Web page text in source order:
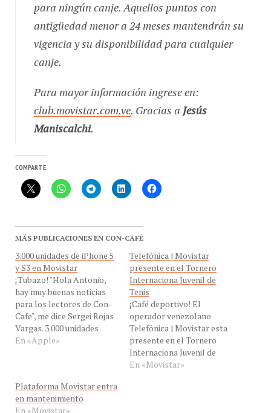
antigüedad menor a 24 meses mantendrán su
vigencia y su disponibilidad para cualquier
canje.
Para mayor información ingrese en:
club.movistar.com.ve
. Gracias a Jesús
Maniscalchi.
y S3 en Movistar
¡Tubazo! "Hola Antonio,
hay muy buenas noticias
para los lectores de Con-
Cafe", me dice Sergei Rojas
Vargas. 3.000 unidades
disponibles de: Iphone 5,
con precio en prepago de
Galaxy S3 en prepago /
pospago 5.799 Bs en una
promoción que arrancó
En «Apple»
Telefónica | Movistar
presente en el Tornero
Internaciona Juvenil de
Tenis
¡Café deportivo! El
operador venezolano
Telefónica | Movistar esta
presente en el Tornero
Internaciona Juvenil de
Tenis. Desde ayer, lunes 13
de enero, se dió inicio a
En «Movistar»
en mantenimiento
En «Movistar»